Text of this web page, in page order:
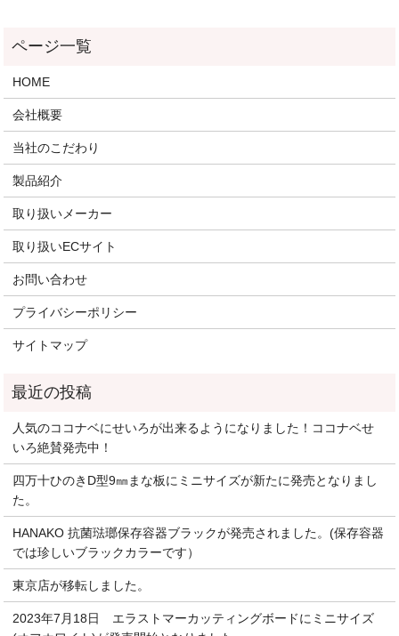
HOME
会社概要
当社のこだわり
製品紹介
取り扱いメーカー
取り扱いECサイト
お問い合わせ
プライバシーポリシー
サイトマップ
人気のココナベにせいろが出来るようになりました！ココナベせ
いろ絶賛発売中！
四万十ひのきD型9㎜まな板にミニサイズが新たに発売となりまし
た。
HANAKO 抗菌琺瑯保存容器ブラックが発売されました。(保存容器
では珍しいブラックカラーです）
東京店が移転しました。
2023年7月18日 エラストマーカッティングボードにミニサイズ